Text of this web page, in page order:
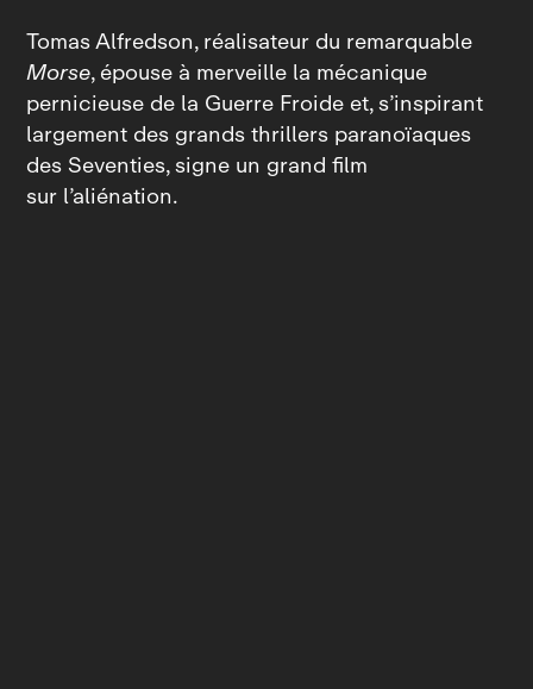
Tomas Alfredson, réalisateur du remarquable
Morse, épouse à merveille la mécanique
pernicieuse de la Guerre Froide et, s’inspirant
largement des grands thrillers paranoïaques
des Seventies, signe un grand film
sur l’aliénation.